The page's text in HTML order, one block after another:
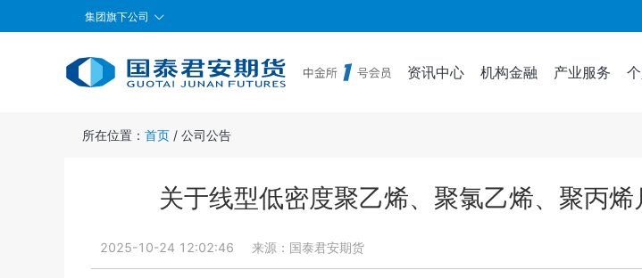
集团旗下公司
资讯中心 机构金融 产业服务
所在位置： 首页 / 公司公告
关于线型低密度聚乙烯、聚氯乙烯、聚丙
2025-10-24 12:02:46 来源： 国泰君安期货